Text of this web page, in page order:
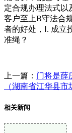
定合规办理法式以
客户至上B守法合
者的好处，Ⅰ. 成立
准绳？
上一篇： 门将是薛
（湖南省江华县
相关新闻